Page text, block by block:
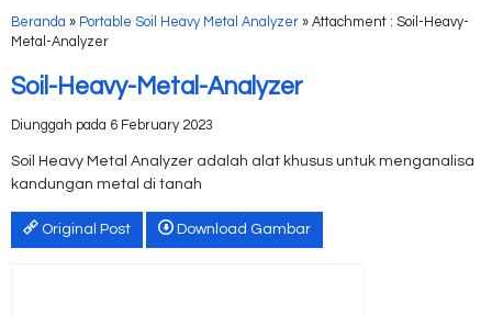
Beranda » Portable Soil Heavy Metal Analyzer » Attachment : Soil-Heavy-
Metal-Analyzer
Soil-Heavy-Metal-Analyzer
Diunggah pada 6 February 2023
Soil Heavy Metal Analyzer adalah alat khusus untuk menganalisa
kandungan metal di tanah
Original Post Download Gambar